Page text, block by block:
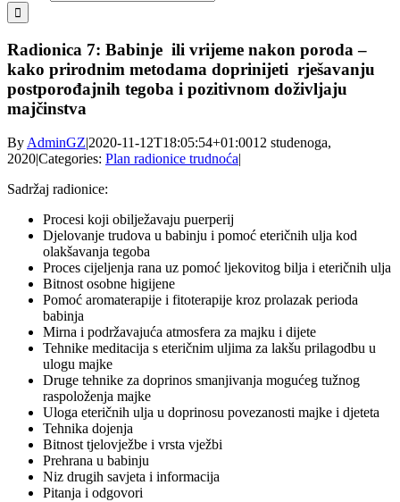
Radionica 7: Babinje ili vrijeme nakon poroda –
kako prirodnim metodama doprinijeti rješavanju
postporođajnih tegoba i pozitivnom doživljaju
majčinstva
ByAdminGZ|2020-11-12T18:05:54+01:0012 studenoga,
2020|Categories: Plan radionice trudnoća|
Sadržaj radionice:
Procesi koji obilježavaju puerperij
Djelovanje trudova u babinju i pomoć eteričnih ulja kod
olakšavanja tegoba
Proces cijeljenja rana uz pomoć ljekovitog bilja i eteričnih ulja
Bitnost osobne higijene
Pomoć aromaterapije i fitoterapije kroz prolazak perioda
babinja
Mirna i podržavajuća atmosfera za majku i dijete
Tehnike meditacija s eteričnim uljima za lakšu prilagodbu u
ulogu majke
Druge tehnike za doprinos smanjivanja mogućeg tužnog
raspoloženja majke
Uloga eteričnih ulja u doprinosu povezanosti majke i djeteta
Tehnika dojenja
Bitnost tjelovježbe i vrsta vježbi
Prehrana u babinju
Niz drugih savjeta i informacija
Pitanja i odgovori